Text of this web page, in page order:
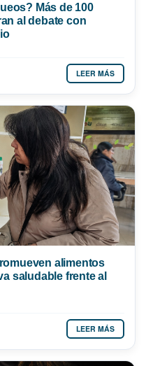
Más de 100
al debate con
LEER MÁS
alimentos
saludable frente al
LEER MÁS